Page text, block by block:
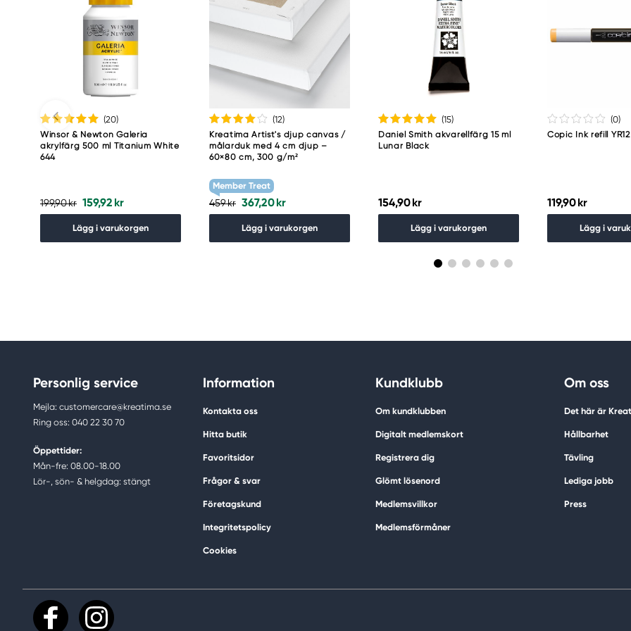
(20)
Winsor & Newton Galeria
akrylfärg 500 ml Titanium White
644
199,90 kr 159,92 kr
Lägg i varukorgen
(12)
Kreatima Artist's djup canvas /
målarduk med 4 cm djup –
60×80 cm, 300 g/m²
Member Treat
459 kr 367,20 kr
Lägg i varukorgen
(15)
Daniel Smith akvarellfärg 15 ml
Lunar Black
154,90 kr
Lägg i varukorgen
(0)
Copic Ink refill
119,90 kr
Lägg i
Personlig service
Mejla: customercare@kreatima.se
Ring oss: 040 22 30 70
Öppettider:
Mån-fre: 08.00-18.00
Lör-, sön- & helgdag: stängt
Information
Kontakta oss
Hitta butik
Favoritsidor
Frågor & svar
Företagskund
Integritetspolicy
Cookies
Kundklubb
Om kundklubben
Digitalt medlemskort
Registrera dig
Glömt lösenord
Medlemsvillkor
Medlemsförmåner
Om oss
Det här är
Hållbarhet
Tävling
Lediga jobb
Press